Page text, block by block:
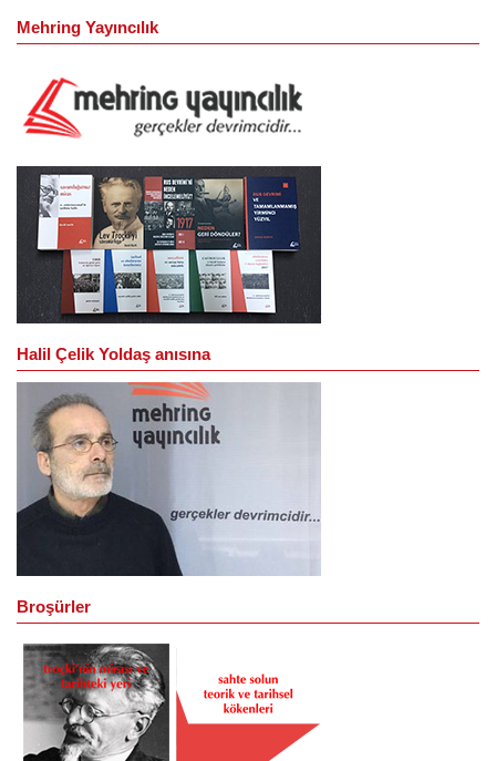
Mehring Yayıncılık
Halil Çelik Yoldaş anısına
Broşürler